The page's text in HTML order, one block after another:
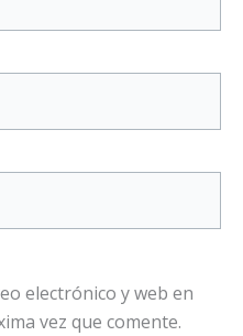
electrónico y web en
vez que comente.